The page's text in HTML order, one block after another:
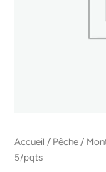
Accueil / Pêche /
5/pqts